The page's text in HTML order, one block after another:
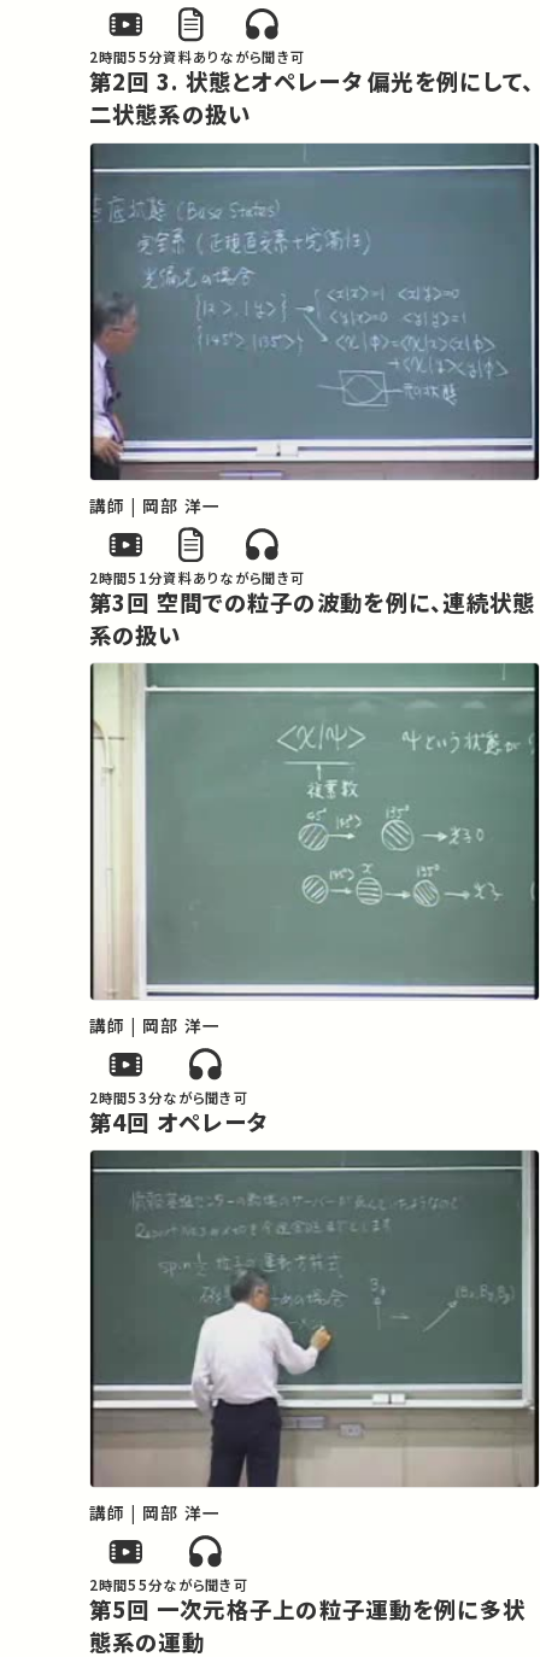
2時間55分資料ありながら聞き可
第2回 3. 状態とオペレータ 偏光を例にして、
二状態系の扱い
講師 | 岡部 洋一
2時間51分資料ありながら聞き可
第3回 空間での粒子の波動を例に、連続状態
系の扱い
講師 | 岡部 洋一
2時間53分ながら聞き可
第4回 オペレータ
講師 | 岡部 洋一
2時間55分ながら聞き可
第5回 一次元格子上の粒子運動を例に多状
態系の運動